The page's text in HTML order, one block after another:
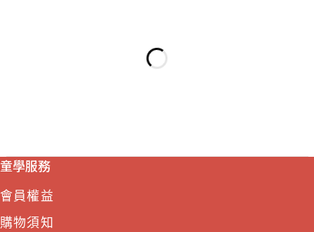
童學服務
會員權益
購物須知